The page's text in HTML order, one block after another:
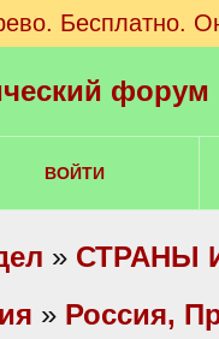
Бесплатно.
ВОЙТИ
» СТРАНЫ
» Россия,